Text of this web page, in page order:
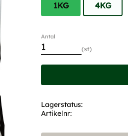
1KG 4KG
Antal
st
Lagerstatus
Artikelnr